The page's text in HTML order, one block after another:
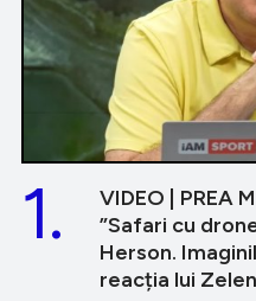
VIDEO | PREA
”Safari cu
Herson.
reacția lui
1.